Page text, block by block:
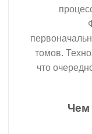
томов.
что
Чем